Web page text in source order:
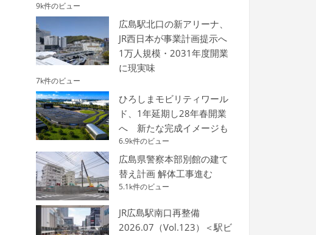
9k件のビュー
広島駅北口の新アリーナ、
JR西日本が事業計画提示へ
1万人規模・2031年度開業
に現実味
7k件のビュー
ひろしまモビリティワール
ド、1年延期し28年春開業
へ 新たな完成イメージも
6.9k件のビュー
広島県警察本部別館の建て
替え計画 解体工事進む
5.1k件のビュー
JR広島駅南口再整備
2026.07（Vol.123）＜駅ビ